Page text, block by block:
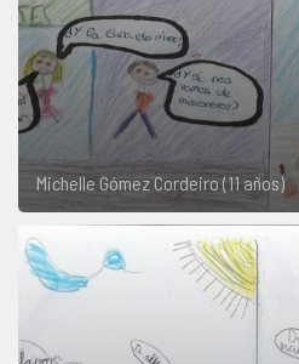
Michelle Gómez Cordeiro (11 años)